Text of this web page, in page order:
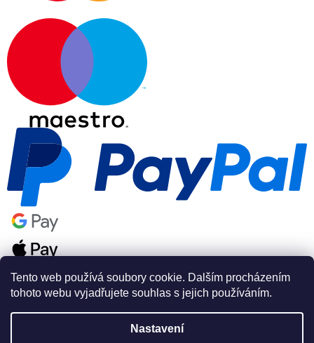
Tento web používá soubory cookie. Dalším procházením
tohoto webu vyjadřujete souhlas s jejich používáním.
Nastavení
Vytvořil Shoptet Premium